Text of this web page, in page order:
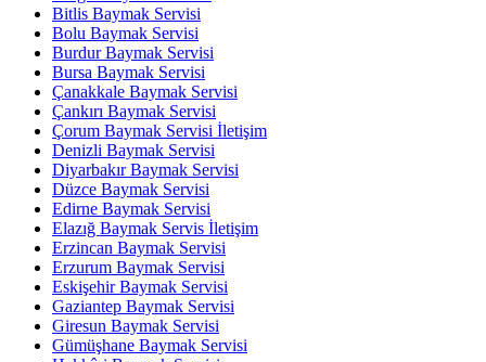
Bitlis Baymak Servisi
Bolu Baymak Servisi
Burdur Baymak Servisi
Bursa Baymak Servisi
Çanakkale Baymak Servisi
Çankırı Baymak Servisi
Çorum Baymak Servisi İletişim
Denizli Baymak Servisi
Diyarbakır Baymak Servisi
Düzce Baymak Servisi
Edirne Baymak Servisi
Elazığ Baymak Servis İletişim
Erzincan Baymak Servisi
Erzurum Baymak Servisi
Eskişehir Baymak Servisi
Gaziantep Baymak Servisi
Giresun Baymak Servisi
Gümüşhane Baymak Servisi